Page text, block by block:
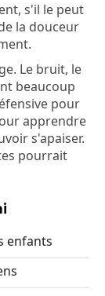
s'il le peut
la douceur
Le bruit, le
beaucoup
pour
apprendre
s'apaiser.
pourrait
enfants